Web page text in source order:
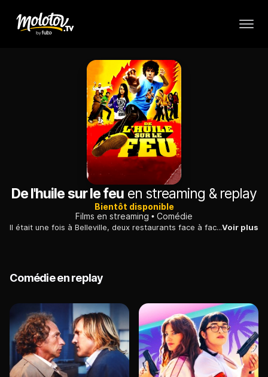
De l'huile sur le feu en streaming & replay
Bientôt disponible
Films en streaming
Comédie
Il était une fois à Belleville, deux restaurants face à face. Le Berbere King des Chouffry et l'Empire du dragon des Zy. Mais un jour, Samir Chouffry accuse monsieur Zy d'avoir mangé son chien...Voir plus
Comédie en replay